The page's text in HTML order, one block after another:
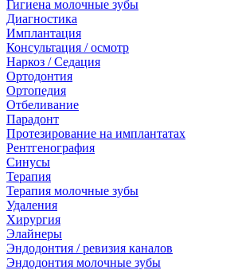
Гигиена молочные зубы
Диагностика
Имплантация
Консультация / осмотр
Наркоз / Седация
Ортодонтия
Ортопедия
Отбеливание
Парадонт
Протезирование на имплантатах
Рентгенография
Синусы
Терапия
Терапия молочные зубы
Удаления
Хирургия
Элайнеры
Эндодонтия / ревизия каналов
Эндодонтия молочные зубы